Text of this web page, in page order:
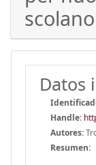
scolano
Datos
Handle:
Autores:
Resumen: